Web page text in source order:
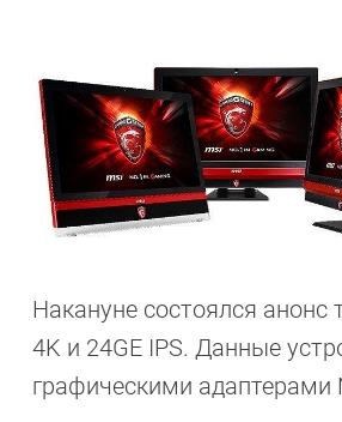
Накануне состоялся
4K и 24GE IPS. Данные
графическими адаптерами